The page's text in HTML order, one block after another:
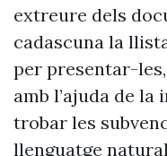
extreure dels
cadascuna la
per presentar-
amb l’ajuda de
trobar les
llenguatge